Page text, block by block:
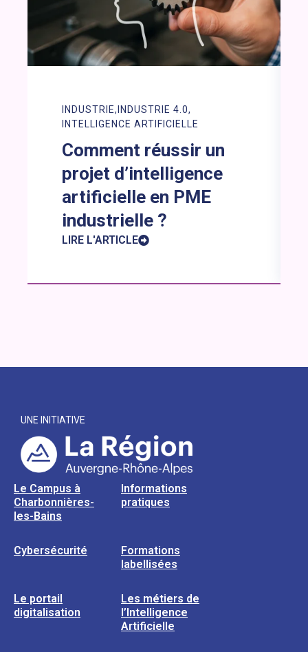
INDUSTRIE
INDUSTRIE 4.0
INTELLIGENCE ARTIFICIELLE
Comment réussir un
projet d’intelligence
artificielle en PME
industrielle ?
LIRE L'ARTICLE
UNE INITIATIVE
Le Campus à
Charbonnières-
les-Bains
Informations
pratiques
Cybersécurité
Formations
labellisées
Le portail
digitalisation
Les métiers de
l’Intelligence
Artificielle